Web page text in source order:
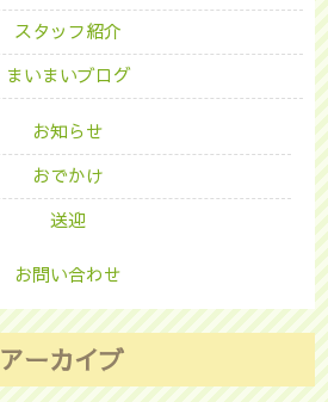
スタッフ紹介
まいまいブログ
お知らせ
おでかけ
送迎
お問い合わせ
アーカイブ